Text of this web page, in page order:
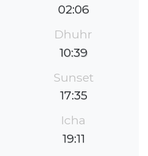
02:06
Dhuhr
10:39
Sunset
17:35
Icha
19:11